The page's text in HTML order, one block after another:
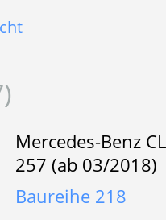
Mercedes-Benz
257 (ab 03/2018)
Baureihe 218